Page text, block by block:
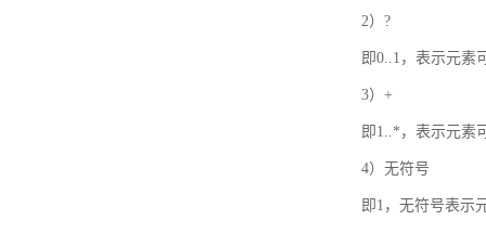
2）?
即0..1，表示元素
3）+
即1..*，表示元素
4）无符号
即1，无符号表示